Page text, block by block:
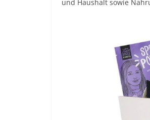
und Haushalt sowie